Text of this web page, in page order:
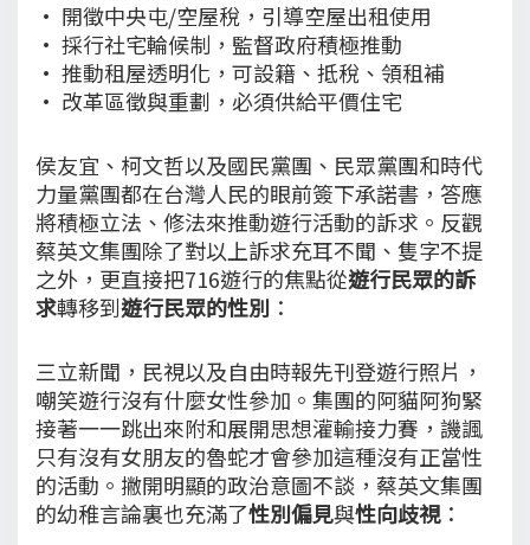
• 開徵中央屯/空屋稅，引導空屋出租使用
• 採行社宅輪候制，監督政府積極推動
• 推動租屋透明化，可設籍、抵稅、領租補
• 改革區徵與重劃，必須供給平價住宅
侯友宜、柯文哲以及國民黨團、民眾黨團和時代
力量黨團都在台灣人民的眼前簽下承諾書，答應
將積極立法、修法來推動遊行活動的訴求。反觀
蔡英文集團除了對以上訴求充耳不聞、隻字不提
之外，更直接把716遊行的焦點從遊行民眾的訴
求轉移到遊行民眾的性別 ：
三立新聞，民視以及自由時報先刊登遊行照片，
嘲笑遊行沒有什麼女性參加。集團的阿貓阿狗緊
接著一一跳出來附和展開思想灌輸接力賽，譏諷
只有沒有女朋友的魯蛇才會參加這種沒有正當性
的活動。撇開明顯的政治意圖不談，蔡英文集團
的幼稚言論裏也充滿了性別偏見與性向歧視：